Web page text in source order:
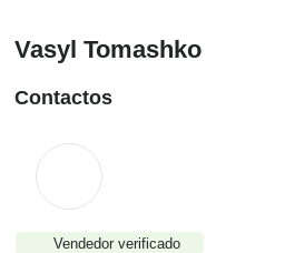
Vasyl Tomashko
Contactos
Vendedor verificado